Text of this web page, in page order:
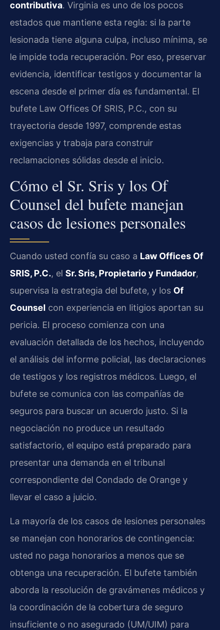
contributiva. Virginia es uno de los pocos
estados que mantiene esta regla: si la parte
lesionada tiene alguna culpa, incluso mínima, se
le impide toda recuperación. Por eso, preservar
evidencia, identificar testigos y documentar la
escena desde el primer día es fundamental. El
bufete Law Offices Of SRIS, P.C., con su
trayectoria desde 1997, comprende estas
exigencias y trabaja para construir
reclamaciones sólidas desde el inicio.
Cómo el Sr. Sris y los Of
Counsel del bufete manejan
casos de lesiones personales
Cuando usted confía su caso a Law Offices Of
SRIS, P.C., el Sr. Sris, Propietario y Fundador,
supervisa la estrategia del bufete, y los Of
Counsel con experiencia en litigios aportan su
pericia. El proceso comienza con una
evaluación detallada de los hechos, incluyendo
el análisis del informe policial, las declaraciones
de testigos y los registros médicos. Luego, el
bufete se comunica con las compañías de
seguros para buscar un acuerdo justo. Si la
negociación no produce un resultado
satisfactorio, el equipo está preparado para
presentar una demanda en el tribunal
correspondiente del Condado de Orange y
llevar el caso a juicio.
La mayoría de los casos de lesiones personales
se manejan con honorarios de contingencia:
usted no paga honorarios a menos que se
obtenga una recuperación. El bufete también
aborda la resolución de gravámenes médicos y
la coordinación de la cobertura de seguro
insuficiente o no asegurado (UM/UIM) para